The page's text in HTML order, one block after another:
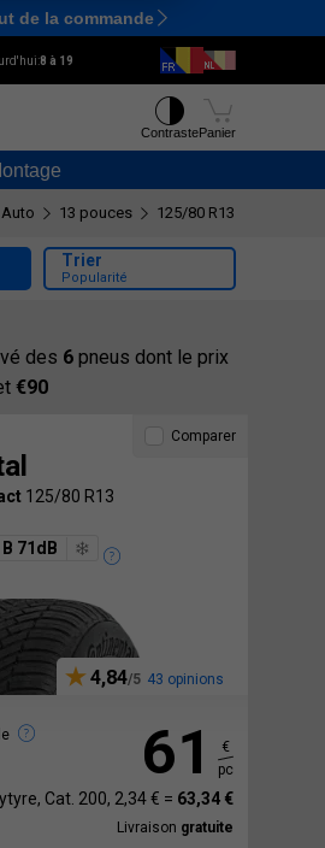
Ctrl M
de la commande
8 à 19
ContrastePanier
13 pouces 125/80 R13
des 6 pneus dont le prix
€90
Trier
Popularité
125/80 R13
B 71dB
4,84 43 opinions
Comparer
61
€
pc
Cat. 200, 2,34 € = 63,34 €
Livraison gratuite